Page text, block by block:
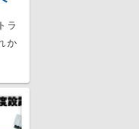
ラ
か